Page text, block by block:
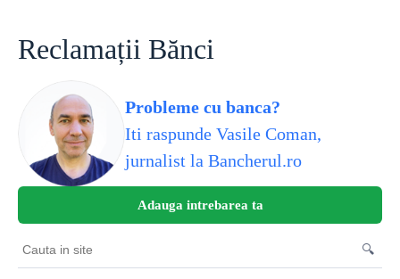
contentReclamații Bănci
Probleme cu banca?
Iti raspunde Vasile Coman,
jurnalist la Bancherul.ro
Adauga intrebarea ta
Cauta
in
🔍